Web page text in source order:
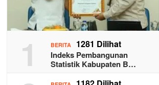
1 BERITA 1281 Dilihat
Indeks Pembangunan
Statistik Kabupaten B…